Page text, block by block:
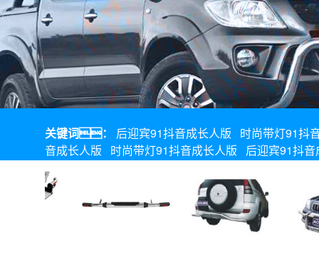
关键词： 后迎宾91抖音成长人版
时尚带灯91抖
音成长人版
时尚带灯91抖音成长人版 后迎宾91抖